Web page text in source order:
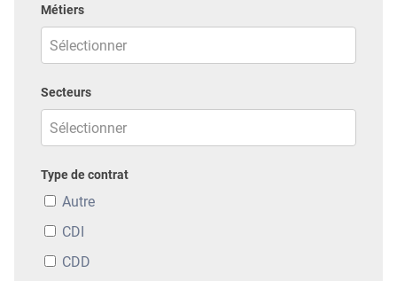
Métiers
Secteurs
Type de contrat
Autre
CDI
CDD